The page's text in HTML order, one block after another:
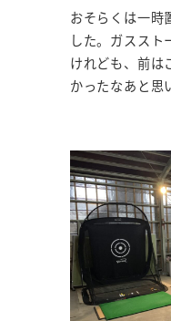
おそらくは一時
した。ガススト
けれども、前は
かったなあと思